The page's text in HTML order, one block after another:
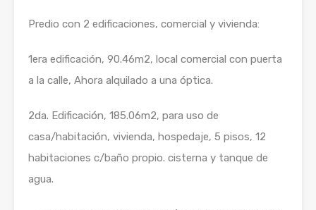
Predio con 2 edificaciones, comercial y vivienda:
1era edificación, 90.46m2, local comercial con puerta
a la calle, Ahora alquilado a una óptica.
2da. Edificación, 185.06m2, para uso de
casa/habitación, vivienda, hospedaje, 5 pisos, 12
habitaciones c/baño propio. cisterna y tanque de
agua.